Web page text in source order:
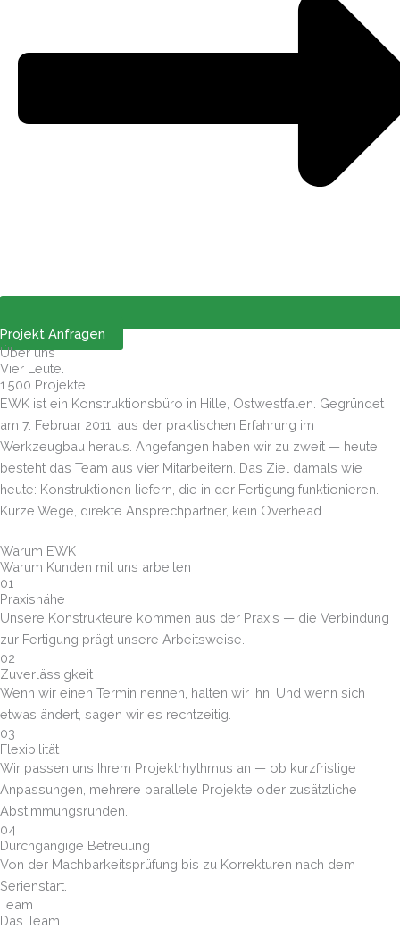
Projekt Anfragen
Über uns
Vier Leute.
1.500 Projekte.
EWK ist ein Konstruktionsbüro in Hille, Ostwestfalen. Gegründet
am 7. Februar 2011, aus der praktischen Erfahrung im
Werkzeugbau heraus. Angefangen haben wir zu zweit — heute
besteht das Team aus vier Mitarbeitern. Das Ziel damals wie
heute: Konstruktionen liefern, die in der Fertigung funktionieren.
Kurze Wege, direkte Ansprechpartner, kein Overhead.
Warum EWK
Warum Kunden mit uns arbeiten
01
Praxisnähe
Unsere Konstrukteure kommen aus der Praxis — die Verbindung
zur Fertigung prägt unsere Arbeitsweise.
02
Zuverlässigkeit
Wenn wir einen Termin nennen, halten wir ihn. Und wenn sich
etwas ändert, sagen wir es rechtzeitig.
03
Flexibilität
Wir passen uns Ihrem Projektrhythmus an — ob kurzfristige
Anpassungen, mehrere parallele Projekte oder zusätzliche
Abstimmungsrunden.
04
Durchgängige Betreuung
Von der Machbarkeitsprüfung bis zu Korrekturen nach dem
Serienstart.
Team
Das Team